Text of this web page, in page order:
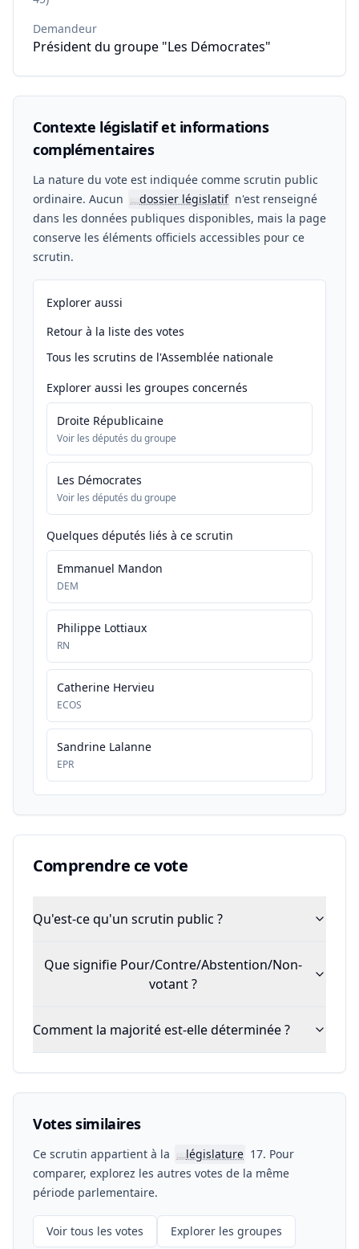
Demandeur
Président du groupe "Les Démocrates"
Contexte législatif et informations
complémentaires
La nature du vote est indiquée comme scrutin public
ordinaire. Aucun
📖dossier législatif n'est renseigné
dans les données publiques disponibles, mais la page
conserve les éléments officiels accessibles pour ce
scrutin.
Explorer aussi
Retour à la liste des votes
Tous les scrutins de l'Assemblée nationale
Explorer aussi les groupes concernés
Droite Républicaine
Voir les députés du groupe
Les Démocrates
Voir les députés du groupe
Quelques députés liés à ce scrutin
Emmanuel Mandon
DEM
Philippe Lottiaux
RN
Catherine Hervieu
ECOS
Sandrine Lalanne
EPR
Comprendre ce vote
Qu'est-ce qu'un scrutin public ?
Que signifie Pour/Contre/Abstention/Non-
votant ?
Comment la majorité est-elle déterminée ?
Votes similaires
Ce scrutin appartient à la 📖législature 17. Pour
comparer, explorez les autres votes de la même
période parlementaire.
Voir tous les votes Explorer les groupes